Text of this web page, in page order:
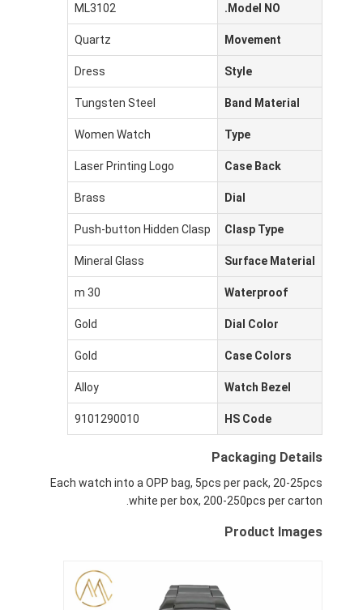
Model NO.
ML3102
Movement
Quartz
Style
Dress
Band Material
Tungsten Steel
Type
Women Watch
Case Back
Laser Printing Logo
Dial
Brass
Clasp Type
Push-button Hidden Clasp
Surface Material
Mineral Glass
Waterproof
30 m
Dial Color
Gold
Case Colors
Gold
Watch Bezel
Alloy
HS Code
9101290010
Packaging Details
Each watch into a OPP bag, 5pcs per pack, 20-25pcs
white per box, 200-250pcs per carton.
Product Images